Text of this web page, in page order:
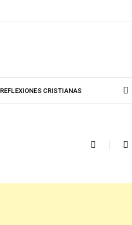
REFLEXIONES CRISTIANAS